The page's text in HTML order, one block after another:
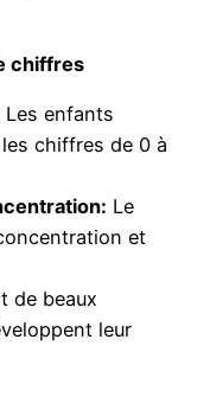
chiffres
Les enfants
chiffres de 0 à
Le
et
de beaux
leur